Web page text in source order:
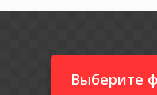
Выберите